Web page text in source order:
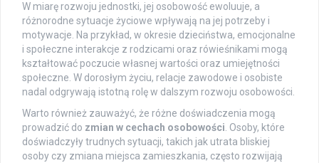
W miarę rozwoju jednostki, jej osobowość ewoluuje, a
różnorodne sytuacje życiowe wpływają na jej potrzeby i
motywacje. Na przykład, w okresie dzieciństwa, emocjonalne
i społeczne interakcje z rodzicami oraz rówieśnikami mogą
kształtować poczucie własnej wartości oraz umiejętności
społeczne. W dorosłym życiu, relacje zawodowe i osobiste
nadal odgrywają istotną rolę w dalszym rozwoju osobowości.
Warto również zauważyć, że różne doświadczenia mogą
prowadzić do zmian w cechach osobowości. Osoby, które
doświadczyły trudnych sytuacji, takich jak utrata bliskiej
osoby czy zmiana miejsca zamieszkania, często rozwijają